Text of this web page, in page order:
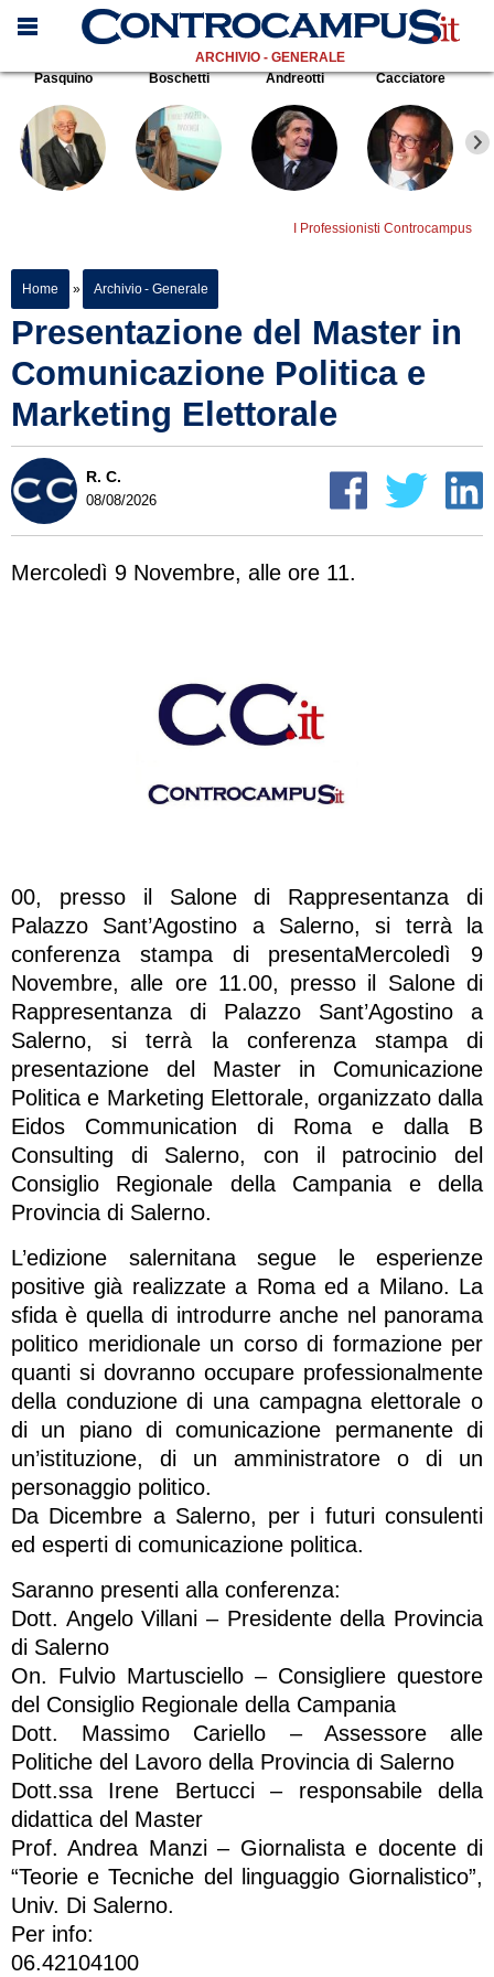
ARCHIVIO - GENERALE
Pasquino
Boschetti Andreotti Cacciatore
I Professionisti Controcampus
Home » Archivio - Generale
Presentazione del Master in
Comunicazione Politica e
Marketing Elettorale
R. C.
08/08/2026
Mercoledì 9 Novembre, alle ore 11.
00, presso il Salone di Rappresentanza di
Palazzo Sant’Agostino a Salerno, si terrà la
conferenza stampa di presentaMercoledì 9
Novembre, alle ore 11.00, presso il Salone di
Rappresentanza di Palazzo Sant’Agostino a
Salerno, si terrà la conferenza stampa di
presentazione del Master in Comunicazione
Politica e Marketing Elettorale, organizzato dalla
Eidos Communication di Roma e dalla B
Consulting di Salerno, con il patrocinio del
Consiglio Regionale della Campania e della
Provincia di Salerno.
L’edizione salernitana segue le esperienze
positive già realizzate a Roma ed a Milano. La
sfida è quella di introdurre anche nel panorama
politico meridionale un corso di formazione per
quanti si dovranno occupare professionalmente
della conduzione di una campagna elettorale o
di un piano di comunicazione permanente di
un’istituzione, di un amministratore o di un
personaggio politico.
Da Dicembre a Salerno, per i futuri consulenti
ed esperti di comunicazione politica.
Saranno presenti alla conferenza:
Dott. Angelo Villani – Presidente della Provincia
di Salerno
On. Fulvio Martusciello – Consigliere questore
del Consiglio Regionale della Campania
Dott. Massimo Cariello – Assessore alle
Politiche del Lavoro della Provincia di Salerno
Dott.ssa Irene Bertucci – responsabile della
didattica del Master
Prof. Andrea Manzi – Giornalista e docente di
“Teorie e Tecniche del linguaggio Giornalistico”,
Univ. Di Salerno.
Per info:
06.42104100